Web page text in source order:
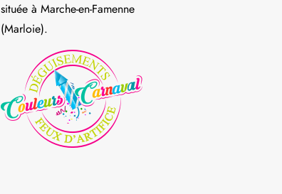
située à Marche-en-Famenne
(Marloie).